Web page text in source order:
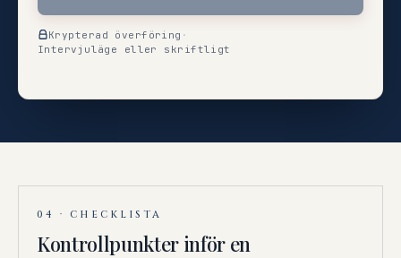
Krypterad överföring ·
Intervjuläge eller skriftligt
04 · CHECKLISTA
Kontrollpunkter inför en